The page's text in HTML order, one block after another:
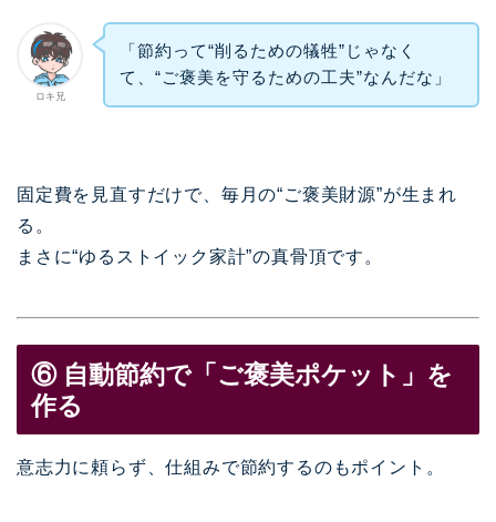
ロキ兄
「節約って“削るための犠牲”じゃなく
て、“ご褒美を守るための工夫”なんだな」
固定費を見直すだけで、毎月の“ご褒美財源”が生まれ
る。
まさに“ゆるストイック家計”の真骨頂です。
⑥ 自動節約で「ご褒美ポケット」を
作る
意志力に頼らず、仕組みで節約するのもポイント。